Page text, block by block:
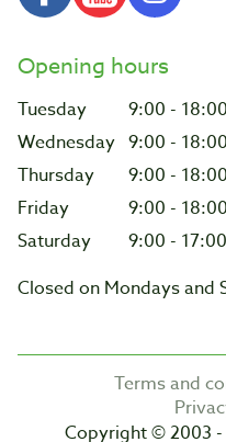
Opening hours
Tuesday
9:00 -
Wednesday 9:00 -
Thursday
9:00 -
Friday
9:00 -
Saturday
9:00 -
Closed on Mondays and
Terms and
Copyright © 2003